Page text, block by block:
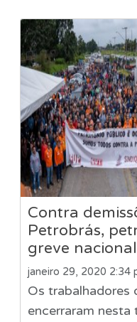
Contra
Petrobrás,
greve nacional
janeiro 29, 2020 2:34
Os trabalhadores
encerraram nesta